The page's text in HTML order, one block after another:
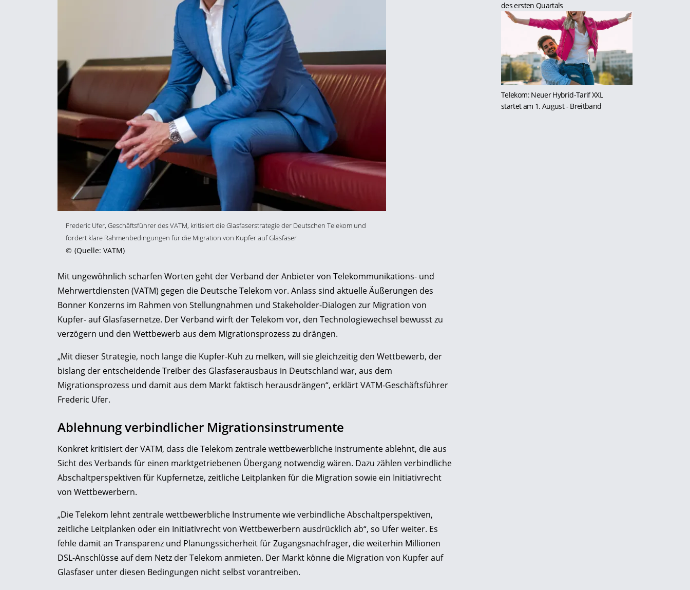
Frederic Ufer, Geschäftsführer des VATM, kritisiert die Glasfaserstrategie der Deutschen Telekom und
fordert klare Rahmenbedingungen für die Migration von Kupfer auf Glasfaser
© (Quelle: VATM)
Mit ungewöhnlich scharfen Worten geht der Verband der Anbieter von Telekommunikations- und
Mehrwertdiensten (VATM) gegen die Deutsche Telekom vor. Anlass sind aktuelle Äußerungen des
Bonner Konzerns im Rahmen von Stellungnahmen und Stakeholder-Dialogen zur Migration von
Kupfer- auf Glasfasernetze. Der Verband wirft der Telekom vor, den Technologiewechsel bewusst zu
verzögern und den Wettbewerb aus dem Migrationsprozess zu drängen.
„Mit dieser Strategie, noch lange die Kupfer-Kuh zu melken, will sie gleichzeitig den Wettbewerb, der
bislang der entscheidende Treiber des Glasfaserausbaus in Deutschland war, aus dem
Migrationsprozess und damit aus dem Markt faktisch herausdrängen“, erklärt VATM-Geschäftsführer
Frederic Ufer.
Ablehnung verbindlicher Migrationsinstrumente
Konkret kritisiert der VATM, dass die Telekom zentrale wettbewerbliche Instrumente ablehnt, die aus
Sicht des Verbands für einen marktgetriebenen Übergang notwendig wären. Dazu zählen verbindliche
Abschaltperspektiven für Kupfernetze, zeitliche Leitplanken für die Migration sowie ein Initiativrecht
von Wettbewerbern.
„Die Telekom lehnt zentrale wettbewerbliche Instrumente wie verbindliche Abschaltperspektiven,
zeitliche Leitplanken oder ein Initiativrecht von Wettbewerbern ausdrücklich ab“, so Ufer weiter. Es
fehle damit an Transparenz und Planungssicherheit für Zugangsnachfrager, die weiterhin Millionen
DSL-Anschlüsse auf dem Netz der Telekom anmieten. Der Markt könne die Migration von Kupfer auf
Glasfaser unter diesen Bedingungen nicht selbst vorantreiben.
des ersten Quartals
Telekom: Neuer Hybrid-Tarif XXL
startet am 1. August- Breitband